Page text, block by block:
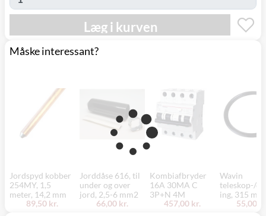
Læg i kurven
Måske interessant?
Jordspyd kobber
254MY, 1,5
meter, 14,2 mm
89,50 kr.
Jorddåse 616, til
under og over
jord, 2,5-6 mm2
66,00 kr.
Kombiafbryder
16A 30MA C
3P+N 4M
457,00 kr.
Wavin
teleskop-/
ing, 315 mm
55,00